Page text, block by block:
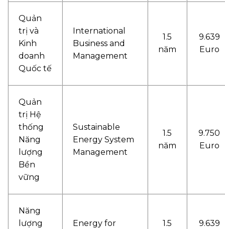
Quản
trị và
Kinh
doanh
Quốc tế
International
Business and
Management
1.5
năm
9.639
Euro
Quản
trị Hệ
thống
Năng
lượng
Bền
vững
Sustainable
Energy System
Management
1.5
năm
9.750
Euro
Năng
lượng
Energy for
1.5
9.639